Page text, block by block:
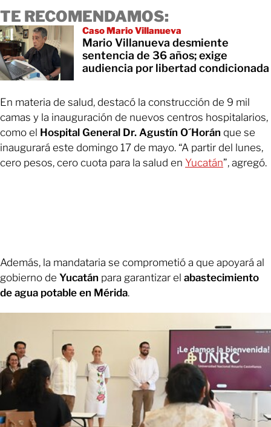
TE RECOMENDAMOS:
Caso Mario Villanueva
Mario Villanueva desmiente
sentencia de 36 años; exige
audiencia por libertad condicionada
En materia de salud, destacó la construcción de 9 mil
camas y la inauguración de nuevos centros hospitalarios,
como el Hospital General Dr. Agustín O´Horán que se
inaugurará este domingo 17 de mayo. “A partir del lunes,
cero pesos, cero cuota para la salud en Yucatán”, agregó.
Además, la mandataria se comprometió a que apoyará al
gobierno de Yucatán para garantizar el abastecimiento
de agua potable en Mérida.